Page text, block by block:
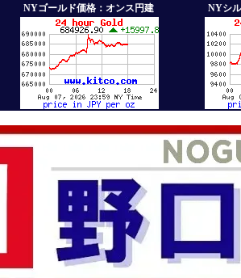
NYゴールド価格：オンス円建 NYシ